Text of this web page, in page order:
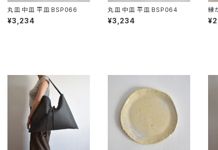
丸皿 中皿 平皿 BSP066
¥3,234
丸皿 中皿 平皿 BSP064
¥3,234
縁
ト
影